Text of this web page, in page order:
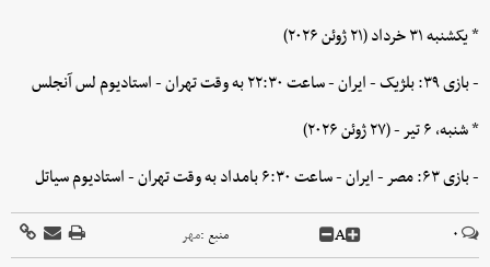
* یکشنبه ۳۱ خرداد (۲۱ ژوئن ۲۰۲۶)
- بازی ۳۹: بلژیک - ایران - ساعت ۲۲:۳۰ به وقت تهران - استادیوم لس آنجلس
* شنبه، ۶ تیر - (۲۷ ژوئن ۲۰۲۶)
- بازی ۶۳: مصر - ایران - ساعت ۶:۳۰ بامداد به وقت تهران - استادیوم سیاتل
۰ A منبع :مهر